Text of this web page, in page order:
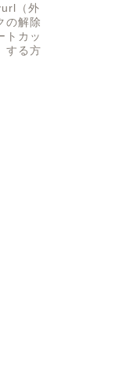
url（外
の解除
トカッ
する方